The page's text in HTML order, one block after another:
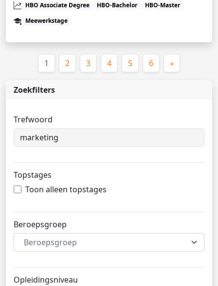
Zoekfilters
Trefwoord
Topstages
Toon alleen topstages
Beroepsgroep
Beroepsgroep
Opleidingsniveau
HBO Associate Degree
HBO-Bachelor
HBO-Master
Meewerkstage
1 (huidige)
2 3 4 5 6 »